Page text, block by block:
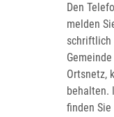
Den
melden
schriftlich
Ortsnetz,
behalten.
finden